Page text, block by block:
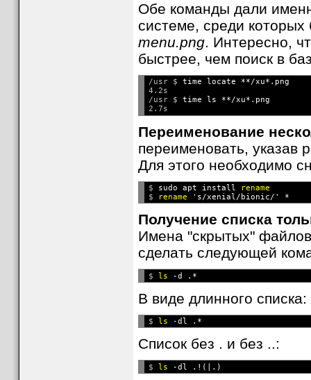
Обе команды дали
системе, среди
menu.png. Интересно,
быстрее, чем поиск в
/usr $ time locate **/xu*.png
4.2s
/usr $ time ls **/xu*.png
Переименование
переименовать, указав
Для этого необходимо
$ sudo apt install
rename
$
rename
Получение списка
Имена "скрытых"
сделать следующей
$ ls
В виде длинного списка:
$ ls
Список без . и без ..:
$ ls